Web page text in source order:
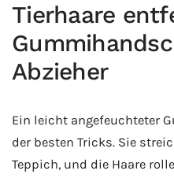
Tierhaare
Abzieher
Ein leicht angefeuchteter
der besten Tricks. Sie
Teppich, und die Haare